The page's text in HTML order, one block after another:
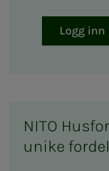
Logg inn
NITO
unike